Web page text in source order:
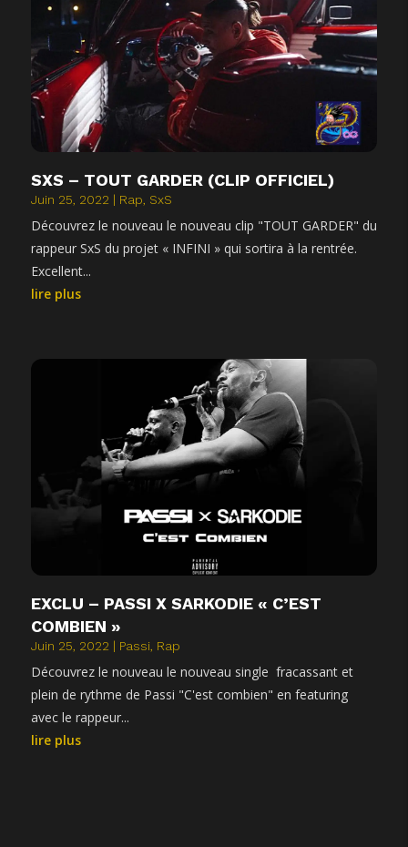
SXS – TOUT GARDER (CLIP OFFICIEL)
Juin 25, 2022 | Rap SxS
Découvrez le nouveau le nouveau clip "TOUT GARDER" du
rappeur SxS du projet « INFINI » qui sortira à la rentrée.
Excellent...
lire plus
EXCLU – PASSI X SARKODIE « C’EST
COMBIEN »
Juin 25, 2022 | Passi Rap
Découvrez le nouveau le nouveau single fracassant et
plein de rythme de Passi "C'est combien" en featuring
avec le rappeur...
lire plus